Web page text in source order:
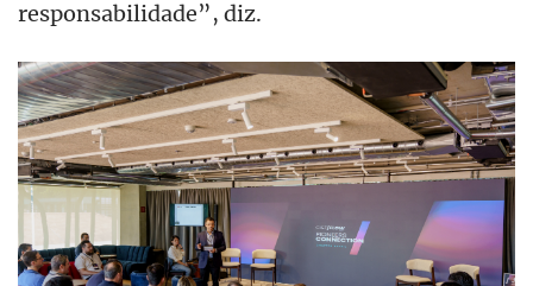
responsabilidade”, diz.